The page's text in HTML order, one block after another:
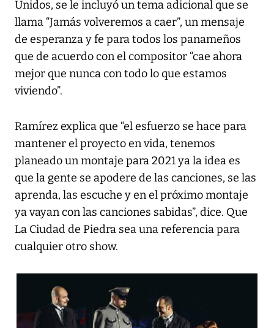
Unidos, se le incluyó un tema adicional que se
llama “Jamás volveremos a caer”, un mensaje
de esperanza y fe para todos los panameños
que de acuerdo con el compositor “cae ahora
mejor que nunca con todo lo que estamos
viviendo”.
Ramírez explica que “el esfuerzo se hace para
mantener el proyecto en vida, tenemos
planeado un montaje para 2021 ya la idea es
que la gente se apodere de las canciones, se las
aprenda, las escuche y en el próximo montaje
ya vayan con las canciones sabidas”, dice. Que
La Ciudad de Piedra sea una referencia para
cualquier otro show.